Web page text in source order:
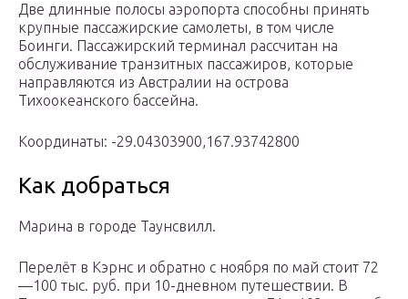
Две длинные полосы аэропорта способны принять
крупные пассажирские самолеты, в том числе
Боинги. Пассажирский терминал рассчитан на
обслуживание транзитных пассажиров, которые
направляются из Австралии на острова
Тихоокеанского бассейна.
Координаты: -29.04303900,167.93742800
Как добраться
Марина в городе Таунсвилл.
Перелёт в Кэрнс и обратно с ноября по май стоит 72
—100 тыс. руб. при 10-дневном путешествии. В